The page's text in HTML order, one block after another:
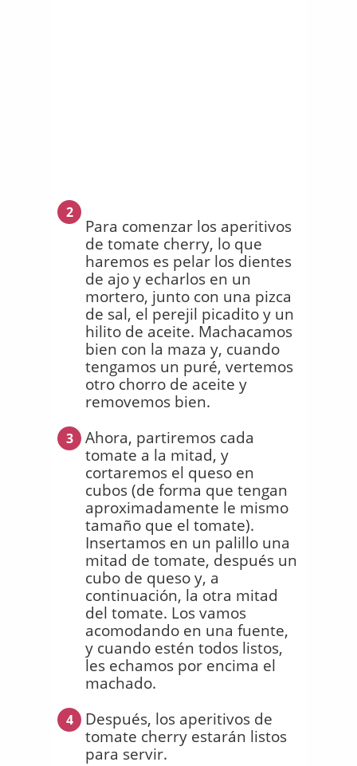
2
Para comenzar los aperitivos
de tomate cherry, lo que
haremos es pelar los dientes
de ajo y echarlos en un
mortero, junto con una pizca
de sal, el perejil picadito y un
hilito de aceite. Machacamos
bien con la maza y, cuando
tengamos un puré, vertemos
otro chorro de aceite y
removemos bien.
3
Ahora, partiremos cada
tomate a la mitad, y
cortaremos el queso en
cubos (de forma que tengan
aproximadamente le mismo
tamaño que el tomate).
Insertamos en un palillo una
mitad de tomate, después un
cubo de queso y, a
continuación, la otra mitad
del tomate. Los vamos
acomodando en una fuente,
y cuando estén todos listos,
les echamos por encima el
machado.
4
Después, los aperitivos de
tomate cherry estarán listos
para servir.